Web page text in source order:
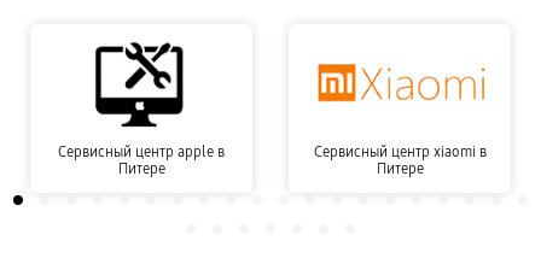
Сервисный центр apple в
Питере
Сервисный центр xiaomi в
Питере